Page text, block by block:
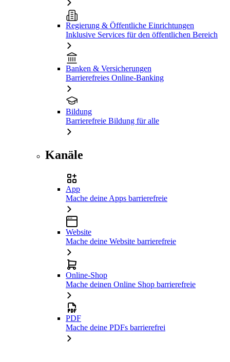
Regierung & Öffentliche Einrichtungen
Inklusive Services für den öffentlichen Bereich
Banken & Versicherungen
Barrierefreies Online-Banking
Bildung
Barrierefreie Bildung für alle
Kanäle
App
Mache deine Apps barrierefreie
Website
Mache deine Website barrierefreie
Online-Shop
Mache deinen Online Shop barrierefreie
PDF
Mache deine PDFs barrierefrei